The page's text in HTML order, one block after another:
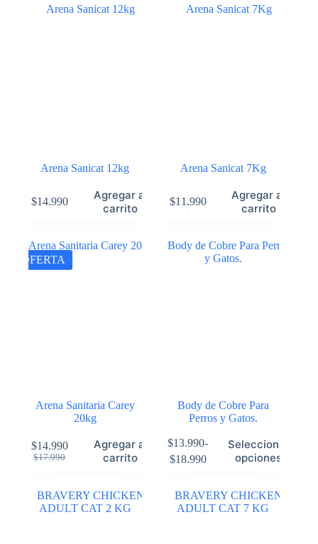
Arena Sanicat 12kg
$14.990
Agregar al
carrito
Arena Sanicat 7Kg
$11.990
Agregar al
carrito
OFERTA
Arena Sanitaria Carey
20kg
$17.990
$14.990
Agregar al
carrito
Body de Cobre Para
Perros y Gatos.
$13.990-
$18.990
Seleccionar
opciones